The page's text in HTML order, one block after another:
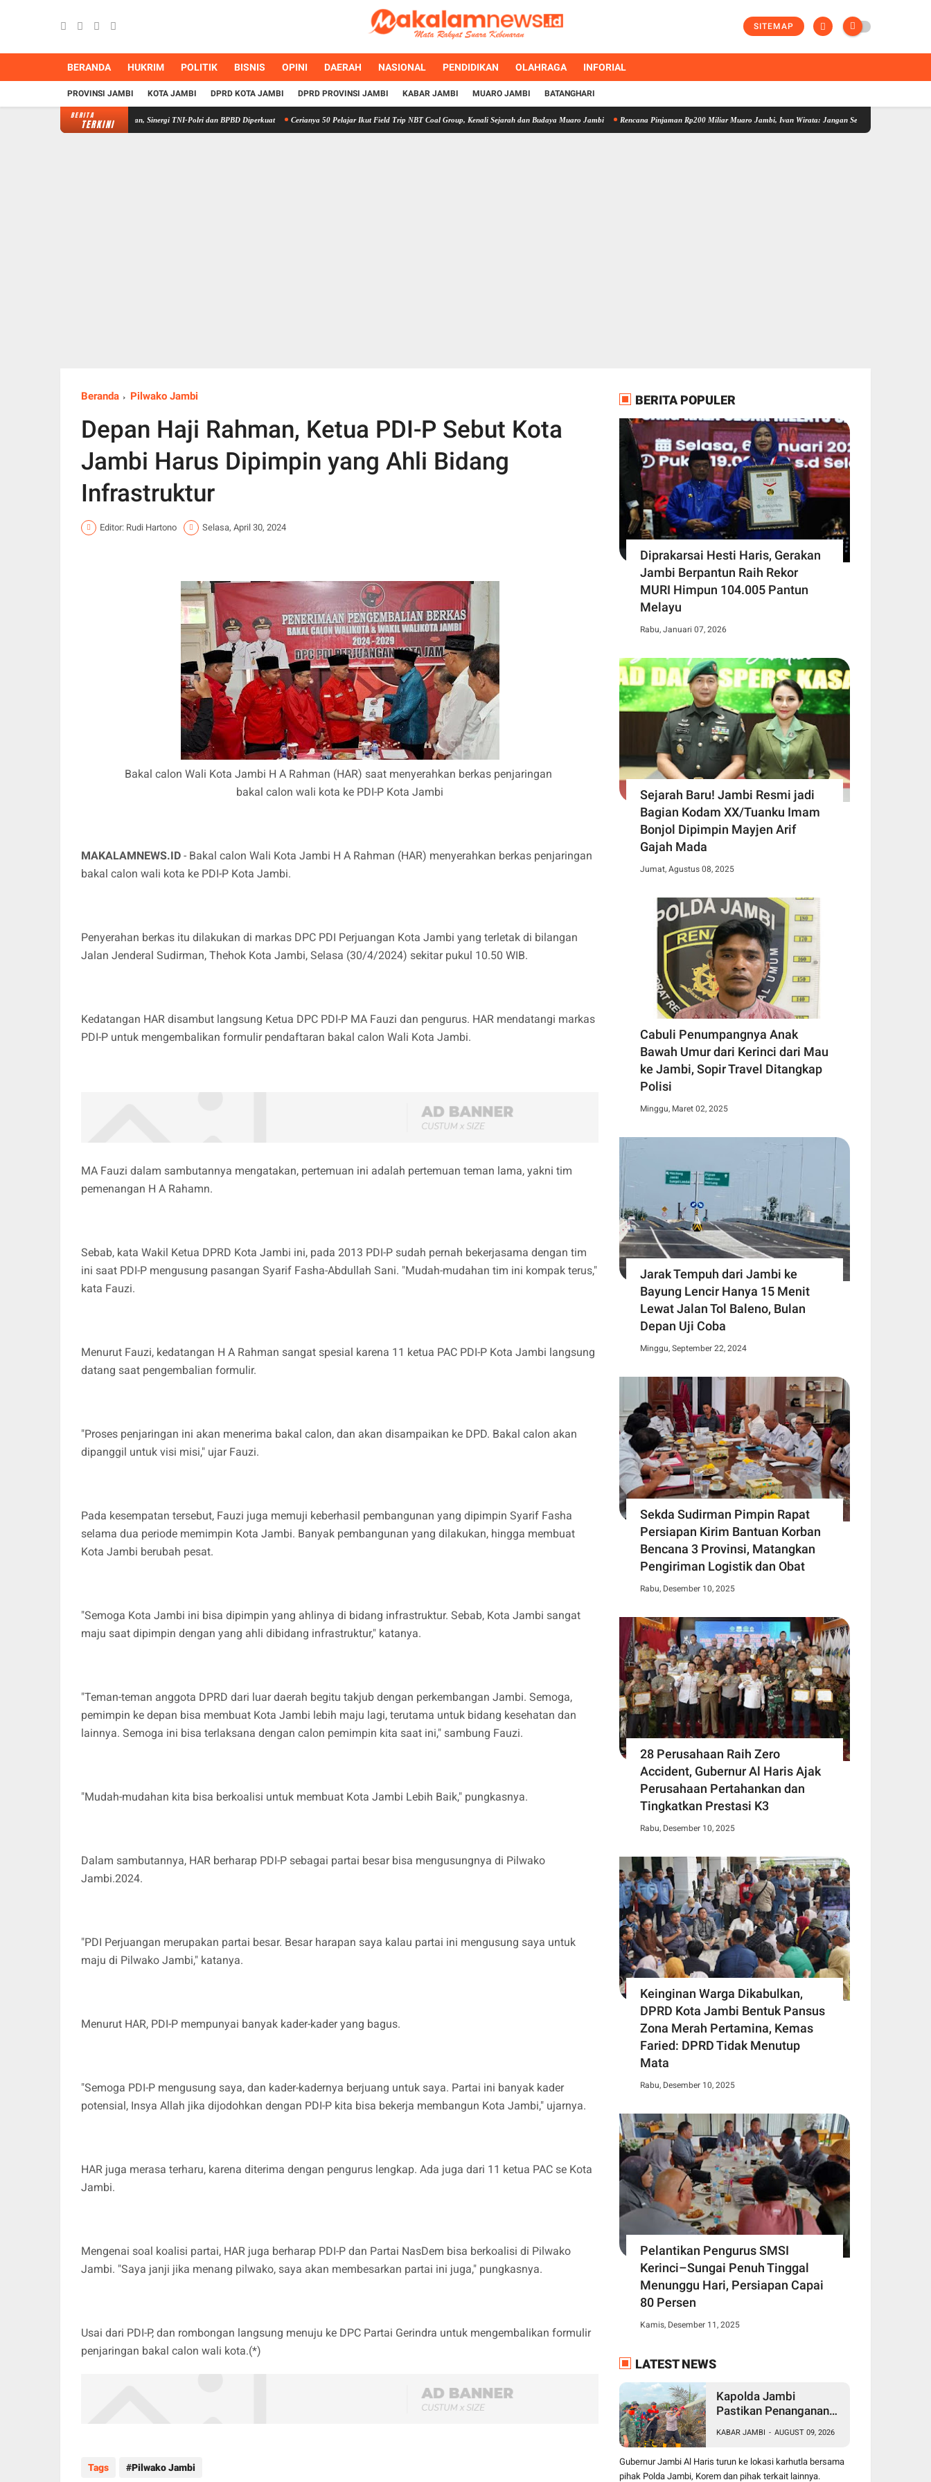
SITEMAP
BERANDA HUKRIM POLITIK BISNIS OPINI DAERAH NASIONAL PENDIDIKAN OLAHRAGA INFORIAL
PROVINSI JAMBI KOTA JAMBI DPRD KOTA JAMBI DPRD PROVINSI JAMBI KABAR JAMBI MUARO JAMBI BATANGHARI
BERITA
TERKINI
Gelam Terus Dilakukan, Sinergi TNI-Polri dan BPBD Diperkuat Cerianya 50 Pelajar Ikut Field Trip NBT Coal Group, Kenali Sejarah dan Budaya Muaro Jambi Rencana Pinjaman Rp200 Miliar Muaro Jambi, Ivan Wirata: Jangan Sekadar Berutang, Harus jadi
Beranda Pilwako Jambi
Depan Haji Rahman, Ketua PDI-P Sebut Kota
Jambi Harus Dipimpin yang Ahli Bidang
Infrastruktur
Editor: Rudi Hartono Selasa, April 30, 2024
Bakal calon Wali Kota Jambi H A Rahman (HAR) saat menyerahkan berkas penjaringan
bakal calon wali kota ke PDI-P Kota Jambi
MAKALAMNEWS.ID - Bakal calon Wali Kota Jambi H A Rahman (HAR) menyerahkan berkas penjaringan
bakal calon wali kota ke PDI-P Kota Jambi.
Penyerahan berkas itu dilakukan di markas DPC PDI Perjuangan Kota Jambi yang terletak di bilangan
Jalan Jenderal Sudirman, Thehok Kota Jambi, Selasa (30/4/2024) sekitar pukul 10.50 WIB.
Kedatangan HAR disambut langsung Ketua DPC PDI-P MA Fauzi dan pengurus. HAR mendatangi markas
PDI-P untuk mengembalikan formulir pendaftaran bakal calon Wali Kota Jambi.
MA Fauzi dalam sambutannya mengatakan, pertemuan ini adalah pertemuan teman lama, yakni tim
pemenangan H A Rahamn.
Sebab, kata Wakil Ketua DPRD Kota Jambi ini, pada 2013 PDI-P sudah pernah bekerjasama dengan tim
ini saat PDI-P mengusung pasangan Syarif Fasha-Abdullah Sani. "Mudah-mudahan tim ini kompak terus,"
kata Fauzi.
Menurut Fauzi, kedatangan H A Rahman sangat spesial karena 11 ketua PAC PDI-P Kota Jambi langsung
datang saat pengembalian formulir.
"Proses penjaringan ini akan menerima bakal calon, dan akan disampaikan ke DPD. Bakal calon akan
dipanggil untuk visi misi," ujar Fauzi.
Pada kesempatan tersebut, Fauzi juga memuji keberhasil pembangunan yang dipimpin Syarif Fasha
selama dua periode memimpin Kota Jambi. Banyak pembangunan yang dilakukan, hingga membuat
Kota Jambi berubah pesat.
"Semoga Kota Jambi ini bisa dipimpin yang ahlinya di bidang infrastruktur. Sebab, Kota Jambi sangat
maju saat dipimpin dengan yang ahli dibidang infrastruktur," katanya.
"Teman-teman anggota DPRD dari luar daerah begitu takjub dengan perkembangan Jambi. Semoga,
pemimpin ke depan bisa membuat Kota Jambi lebih maju lagi, terutama untuk bidang kesehatan dan
lainnya. Semoga ini bisa terlaksana dengan calon pemimpin kita saat ini," sambung Fauzi.
"Mudah-mudahan kita bisa berkoalisi untuk membuat Kota Jambi Lebih Baik," pungkasnya.
Dalam sambutannya, HAR berharap PDI-P sebagai partai besar bisa mengusungnya di Pilwako
Jambi.2024.
"PDI Perjuangan merupakan partai besar. Besar harapan saya kalau partai ini mengusung saya untuk
maju di Pilwako Jambi," katanya.
Menurut HAR, PDI-P mempunyai banyak kader-kader yang bagus.
"Semoga PDI-P mengusung saya, dan kader-kadernya berjuang untuk saya. Partai ini banyak kader
potensial, Insya Allah jika dijodohkan dengan PDI-P kita bisa bekerja membangun Kota Jambi," ujarnya.
HAR juga merasa terharu, karena diterima dengan pengurus lengkap. Ada juga dari 11 ketua PAC se Kota
Jambi.
Mengenai soal koalisi partai, HAR juga berharap PDI-P dan Partai NasDem bisa berkoalisi di Pilwako
Jambi. "Saya janji jika menang pilwako, saya akan membesarkan partai ini juga," pungkasnya.
Usai dari PDI-P, dan rombongan langsung menuju ke DPC Partai Gerindra untuk mengembalikan formulir
penjaringan bakal calon wali kota.(*)
Tags Pilwako Jambi
BERITA POPULER
Diprakarsai Hesti Haris, Gerakan
Jambi Berpantun Raih Rekor
MURI Himpun 104.005 Pantun
Melayu
Rabu, Januari 07, 2026
Sejarah Baru! Jambi Resmi jadi
Bagian Kodam XX/Tuanku Imam
Bonjol Dipimpin Mayjen Arif
Gajah Mada
Jumat, Agustus 08, 2025
Cabuli Penumpangnya Anak
Bawah Umur dari Kerinci dari Mau
ke Jambi, Sopir Travel Ditangkap
Polisi
Minggu, Maret 02, 2025
Jarak Tempuh dari Jambi ke
Bayung Lencir Hanya 15 Menit
Lewat Jalan Tol Baleno, Bulan
Depan Uji Coba
Minggu, September 22, 2024
Sekda Sudirman Pimpin Rapat
Persiapan Kirim Bantuan Korban
Bencana 3 Provinsi, Matangkan
Pengiriman Logistik dan Obat
Rabu, Desember 10, 2025
28 Perusahaan Raih Zero
Accident, Gubernur Al Haris Ajak
Perusahaan Pertahankan dan
Tingkatkan Prestasi K3
Rabu, Desember 10, 2025
Keinginan Warga Dikabulkan,
DPRD Kota Jambi Bentuk Pansus
Zona Merah Pertamina, Kemas
Faried: DPRD Tidak Menutup
Mata
Rabu, Desember 10, 2025
Pelantikan Pengurus SMSI
Kerinci–Sungai Penuh Tinggal
Menunggu Hari, Persiapan Capai
80 Persen
Kamis, Desember 11, 2025
LATEST NEWS
Kapolda Jambi
Pastikan Penanganan
Gelam Terus Dilakukan,
Sinergi TNI-Polri dan
BPBD Diperkuat
KABAR JAMBI - AUGUST 09, 2026
Gubernur Jambi Al Haris turun ke lokasi karhutla bersama
pihak Polda Jambi, Korem dan pihak terkait lainnya.